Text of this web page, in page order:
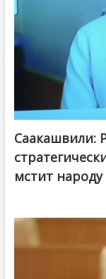
Саакашвили:
мстит народу